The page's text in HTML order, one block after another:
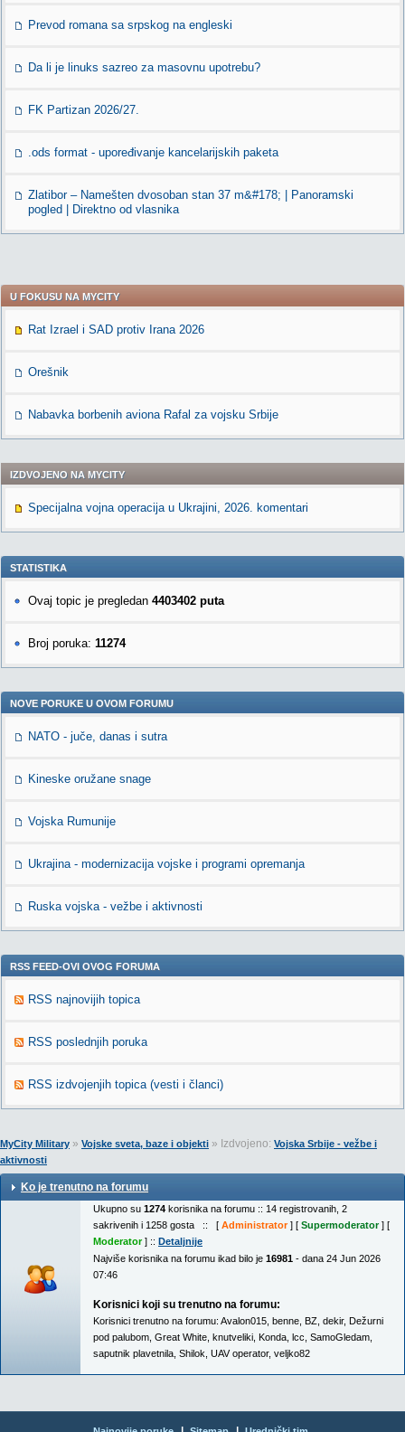
Prevod romana sa srpskog na engleski
Da li je linuks sazreo za masovnu upotrebu?
FK Partizan 2026/27.
.ods format - upoređivanje kancelarijskih paketa
Zlatibor – Namešten dvosoban stan 37 m&#178; | Panoramski
pogled | Direktno od vlasnika
U FOKUSU NA MYCITY
Rat Izrael i SAD protiv Irana 2026
Orešnik
Nabavka borbenih aviona Rafal za vojsku Srbije
IZDVOJENO NA MYCITY
Specijalna vojna operacija u Ukrajini, 2026. komentari
STATISTIKA
Ovaj topic je pregledan 4403402 puta
Broj poruka: 11274
NOVE PORUKE U OVOM FORUMU
NATO - juče, danas i sutra
Kineske oružane snage
Vojska Rumunije
Ukrajina - modernizacija vojske i programi opremanja
Ruska vojska - vežbe i aktivnosti
RSS FEED-OVI OVOG FORUMA
RSS najnovijih topica
RSS poslednjih poruka
RSS izdvojenjih topica (vesti i članci)
MyCity Military » Vojske sveta, baze i objekti » Izdvojeno: Vojska Srbije - vežbe i
aktivnosti
Ko je trenutno na forumu
Ukupno su 1274 korisnika na forumu :: 14 registrovanih, 2
sakrivenih i 1258 gosta :: [ Administrator] [ Supermoderator] [
Moderator] :: Detaljnije
Najviše korisnika na forumu ikad bilo je 16981 - dana 24 Jun 2026
07:46
Korisnici koji su trenutno na forumu:
Korisnici trenutno na forumu: Avalon015 benne BZ dekir, Dežurni
pod palubom Great White knutveliki Konda lcc SamoGledam
saputnik plavetnila Shilok UAV operator, veljko82